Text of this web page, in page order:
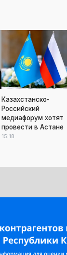
Казахстанско-
Российский
медиафорум хотят
провести в Астане
15:18